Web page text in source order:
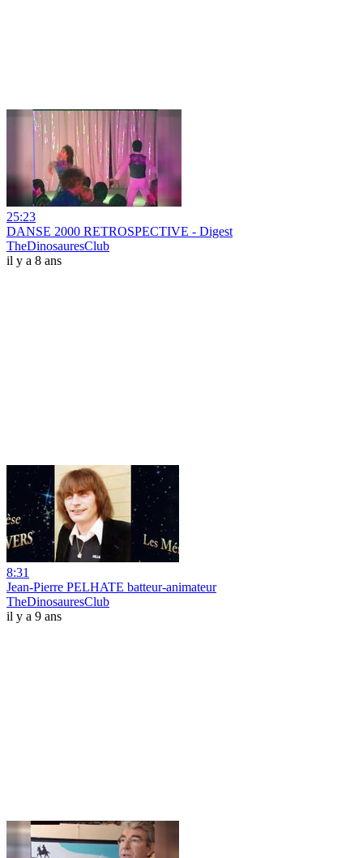
25:23
DANSE 2000 RETROSPECTIVE - Digest
TheDinosauresClub
il y a 8 ans
8:31
Jean-Pierre PELHATE batteur-animateur
TheDinosauresClub
il y a 9 ans